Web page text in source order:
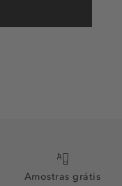
Amostras grátis